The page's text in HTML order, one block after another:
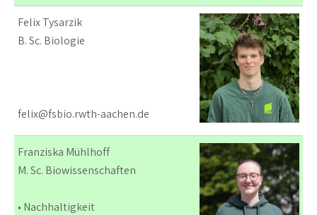
Felix Tysarzik
B. Sc. Biologie
felix@fsbio.rwth-aachen.de
Franziska Mühlhoff
M. Sc. Biowissenschaften
• Nachhaltigkeit